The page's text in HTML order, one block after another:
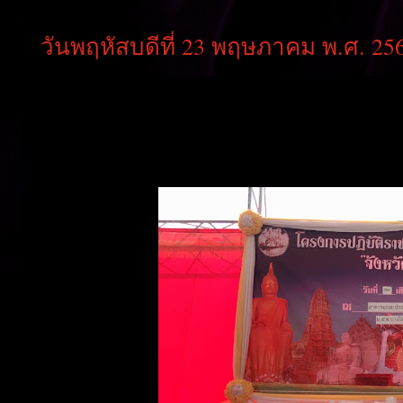
วันพฤหัสบดีที่ 23 พฤษภาคม พ.ศ.